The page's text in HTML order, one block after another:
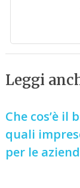
Leggi
Che cos’è
quali
per le